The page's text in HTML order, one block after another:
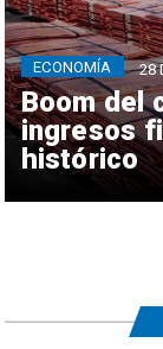
Boom del
ingresos
histórico
ECONOMÍA 28